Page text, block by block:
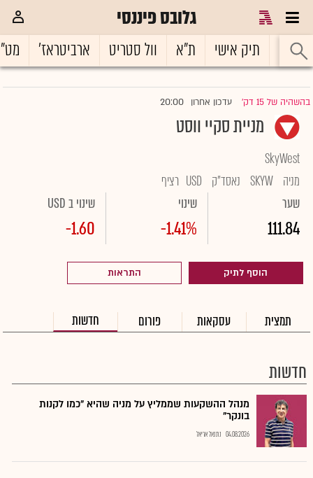
גלובס פיננסי
ראשי תיק אישי ת"א וול סטריט ארביטראז'
בהשהיה של 15 דק' |עדכון אחרון 20:00
מניית סקיי ווסט
SkyWest
מניה SKYW נאסד"ק USD רציף
שער
111.84
שינוי
-1.41%
שינוי ב USD
-1.60
הוסף לתיק התראות
תמצית עסקאות פורום חדשות
חדשות
מנהל ההשקעות שממליץ על מניה שהיא "כמו לקנות
בונקר"
04.08.2026 נתנאל אריאל